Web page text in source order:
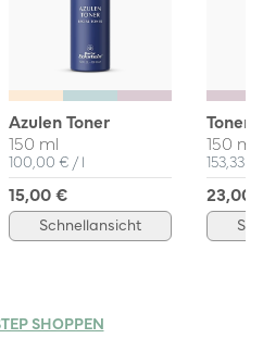
Azulen Toner
150 ml
Einzelpreis
100,00 € / pro
l
15,00 €
Schnellansicht
Toner
150 ml
153,33 €
23,00
SHOPPEN